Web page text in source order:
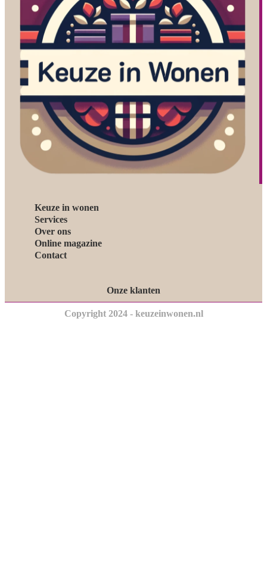
Keuze in wonen
Services
Over ons
Online magazine
Contact
Onze klanten
Copyright 2024 - keuzeinwonen.nl